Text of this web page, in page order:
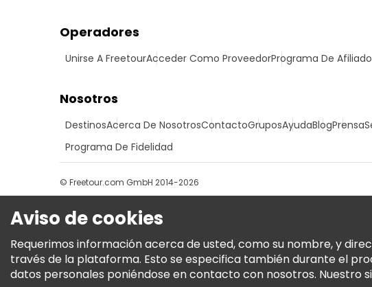
Operadores
Unirse A FreetourAcceder Como ProveedorPrograma De
Nosotros
DestinosAcerca De NosotrosContactoGruposAyudaBlogPrensa
Programa De Fidelidad
© Freetour.com GmbH 2014-2026
Aviso de cookies
Requerimos información acerca de usted, como su nombre, y
través de la plataforma. Esto se especifica también durante el
datos personales poniéndose en contacto con nosotros. Nuestro